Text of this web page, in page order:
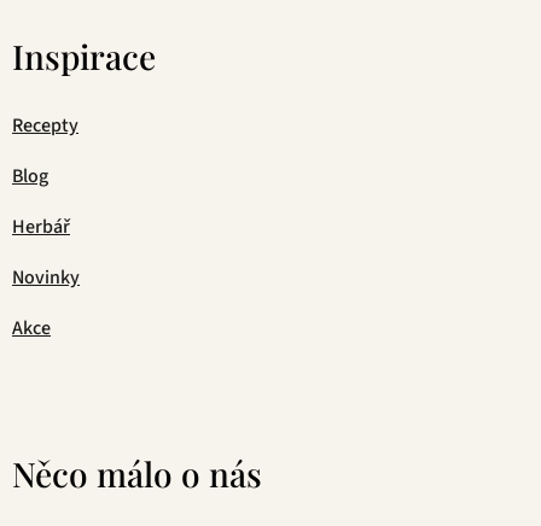
Inspirace
Recepty
Blog
Herbář
Novinky
Akce
Něco málo o nás